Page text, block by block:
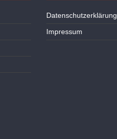
Datenschutzerklärung
Impressum